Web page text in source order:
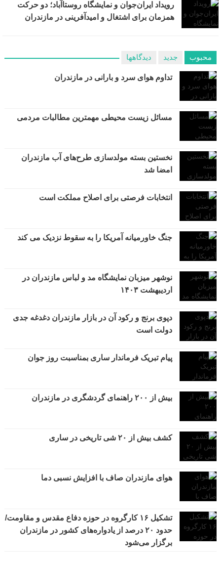
رویداد ایران‌جوان و نمایشگاه روستا‌آباد؛ دو حرکت
همزمان برای اشتغال و امیدآفرینی در مازندران
محبوب جدید دیدگاهها
تداوم هوای سرد و بارانی در مازندران
مسائل زیست محیطی مهمترین مطالبات مردمی
نخستین بسته مولدسازی طرح‌های آب مازندران
امضا شد
انتخابات فرصتی برای اصلاح مملکت است
جنگ خاورمیانه آمریکا را به سقوط نزدیک می کند
نوشهر میزبان نمایشگاه مد و لباس مازندران در
اردیبهشت ۱۴۰۳
دپوی برنج و رکود آن در بازار مازندران دغدغه جدی
دولت است
پیام تبریک فرماندار ساری بمناسبت روز جوان
بیش از ۲۰۰ راهنمای گردشگری در مازندران
کشف بیش از ۲۰ شی تاریخی در ساری
هوای مازندران صاف با افزایش نسبی دما
تشکیل ۱۶ کارگروه در حوزه دفاع مقدس و مقاومت/
حدود ۲۰ درصد از یادواره‌های کشور در مازندران
برگزار می‌شود